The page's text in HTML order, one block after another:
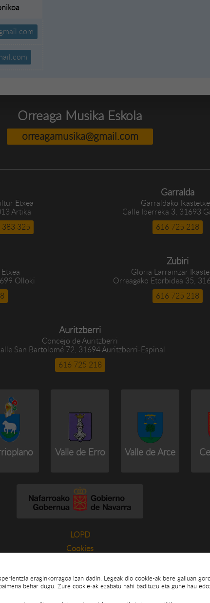
eraginkorragoa izan dadin. Legeak dio cookie-ak bere gailuan
behar dugu. Zure cookie-ak ezabatu nahi badituzu eta gune hau
Orreaga Musika Eskola
orreagamusika@gmail.com
Etxea
Artika
383 325
Garralda
Garraldako
Calle Iberreka 3, 31693
616 725 218
Olloki
Zubiri
Gloria Larrainzar
Orreagako Etorbidea 35,
616 725 218
Auritzberri
Concejo de Auritzberri
San Bartolomé 72, 31694 Auritzberri-Espinal
616 725 218
Valle de Erro Valle de Arce
LOPD
Cookies